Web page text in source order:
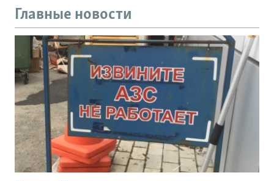
Главные новости